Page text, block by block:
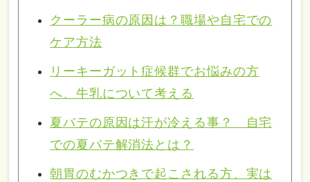
クーラー病の原因は？職場や自宅での
ケア方法
リーキーガット症候群でお悩みの方
へ、牛乳について考える
夏バテの原因は汗が冷える事？ 自宅
での夏バテ解消法とは？
朝胃のむかつきで起こされる方、実は